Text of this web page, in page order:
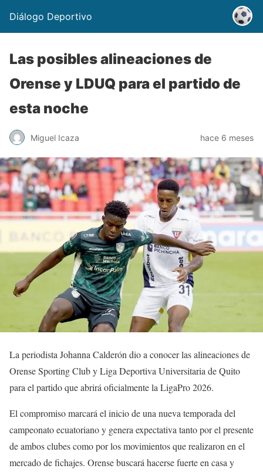
Diálogo Deportivo
Las posibles alineaciones de
Orense y LDUQ para el partido de
esta noche
Miguel Icaza hace 6 meses
La periodista Johanna Calderón dio a conocer las alineaciones de
Orense Sporting Club y Liga Deportiva Universitaria de Quito
para el partido que abrirá oficialmente la LigaPro 2026.
El compromiso marcará el inicio de una nueva temporada del
campeonato ecuatoriano y genera expectativa tanto por el presente
de ambos clubes como por los movimientos que realizaron en el
mercado de fichajes. Orense buscará hacerse fuerte en casa y